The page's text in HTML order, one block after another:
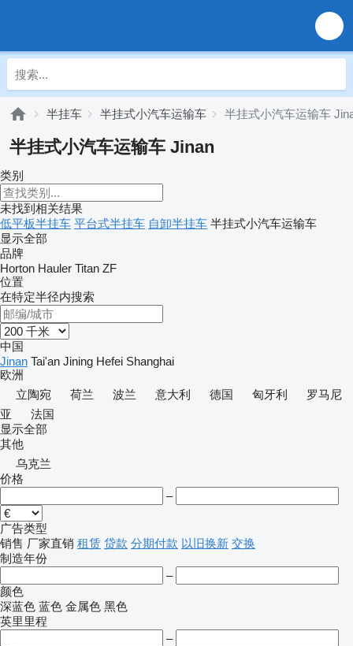
半挂车 半挂式小汽车运输车 半挂式小汽车运输车
半挂式小汽车运输车 Jinan
类别
未找到相关结果
低平板半挂车 平台式半挂车 自卸半挂车 半挂式小汽车运输车
显示全部
品牌
Horton Hauler Titan ZF
位置
在特定半径内搜索
中国
Jinan Tai'an Jining Hefei Shanghai
欧洲
立陶宛
荷兰 波兰 意大利 德国 匈牙利
罗马尼
亚
法国
显示全部
其他
乌克兰
价格
–
广告类型
销售 厂家直销 租赁 贷款 分期付款 以旧换新 交换
制造年份
–
颜色
深蓝色 蓝色 金属色 黑色
英里里程
–